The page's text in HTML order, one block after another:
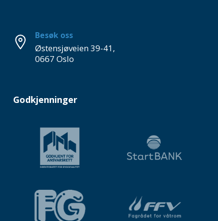
Besøk oss
Østensjøveien 39-41,
0667 Oslo
Godkjenninger